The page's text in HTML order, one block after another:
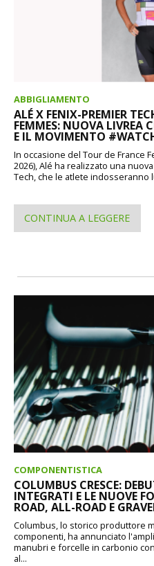
ABBIGLIAMENTO
ALÉ X FENIX-PREMIER
FEMMES: NUOVA LIVREA
E IL MOVIMENTO
In occasione del Tour de France
2026), Alé ha realizzato una
Tech, che le atlete indosseranno
CONTINUA A LEGGERE
COMPONENTISTICA
COLUMBUS CRESCE:
INTEGRATI E LE NUOVE
ROAD, ALL-ROAD E
Columbus, lo storico produttore
componenti, ha annunciato
manubri e forcelle in carbonio
al...